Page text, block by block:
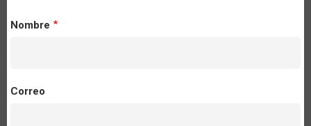
Nombre
Correo